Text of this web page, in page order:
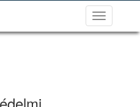
Toggle
navigation